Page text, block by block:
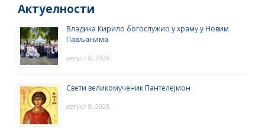
Актуелности
Владика Кирило богослужио у храму у Новим
Пављанима
август 8, 2026
Свети великомученик Пантелејмон
август 8, 2026